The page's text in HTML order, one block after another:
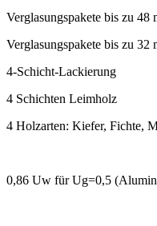
Verglasungspakete bis zu 48
Verglasungspakete bis zu
4-Schicht-Lackierung
4 Schichten Leimholz
4 Holzarten: Kiefer, Fichte,
0,86 Uw für Ug=0,5